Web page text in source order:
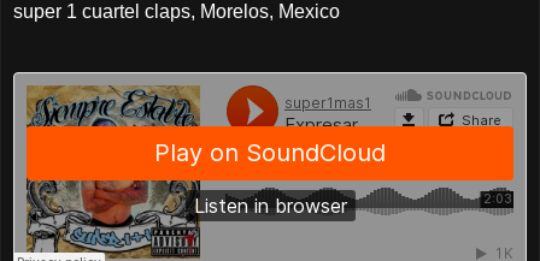
super 1 cuartel claps, Morelos, Mexico